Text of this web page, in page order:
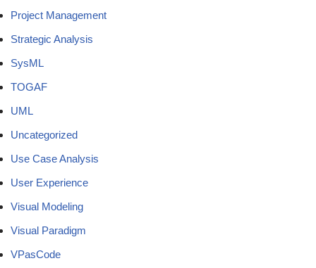
Project Management
Strategic Analysis
SysML
TOGAF
UML
Uncategorized
Use Case Analysis
User Experience
Visual Modeling
Visual Paradigm
VPasCode